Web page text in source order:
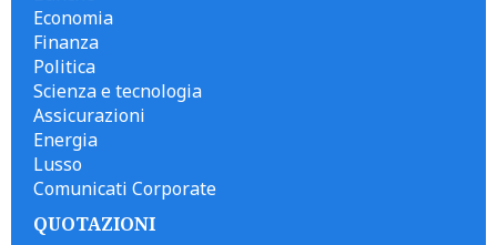
Economia
Finanza
Politica
Scienza e tecnologia
Assicurazioni
Energia
Lusso
Comunicati Corporate
QUOTAZIONI